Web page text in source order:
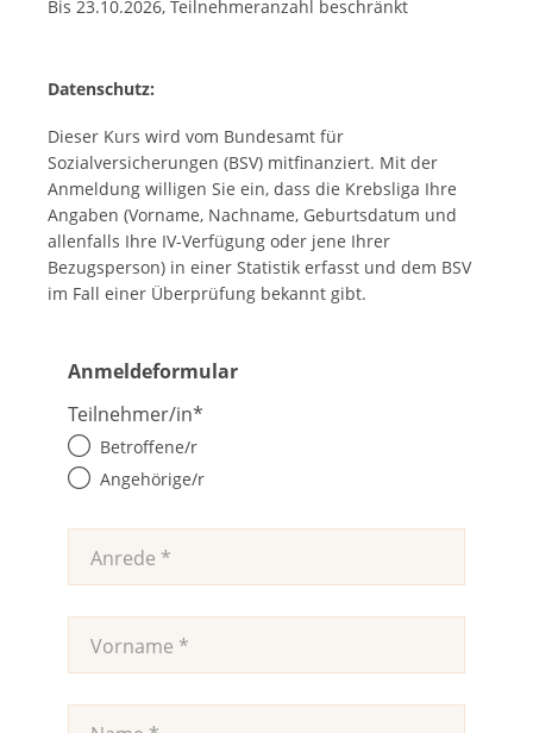
Bis 23.10.2026, Teilnehmeranzahl beschränkt
Datenschutz:
Dieser Kurs wird vom Bundesamt für
Sozialversicherungen (BSV) mitfinanziert. Mit der
Anmeldung willigen Sie ein, dass die Krebsliga Ihre
Angaben (Vorname, Nachname, Geburtsdatum und
allenfalls Ihre IV-Verfügung oder jene Ihrer
Bezugsperson) in einer Statistik erfasst und dem BSV
im Fall einer Überprüfung bekannt gibt.
Anmeldeformular
Teilnehmer/in*
Betroffene/r
Angehörige/r